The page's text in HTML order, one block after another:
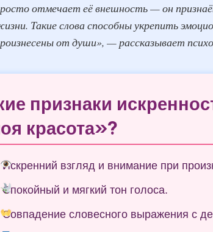
отмечает её внешность — он
Такие слова способны укрепить
от души», — рассказывает
признаки
красота»?
Искренний взгляд и внимание при
Спокойный и мягкий тон голоса.
Совпадение словесного выражения с